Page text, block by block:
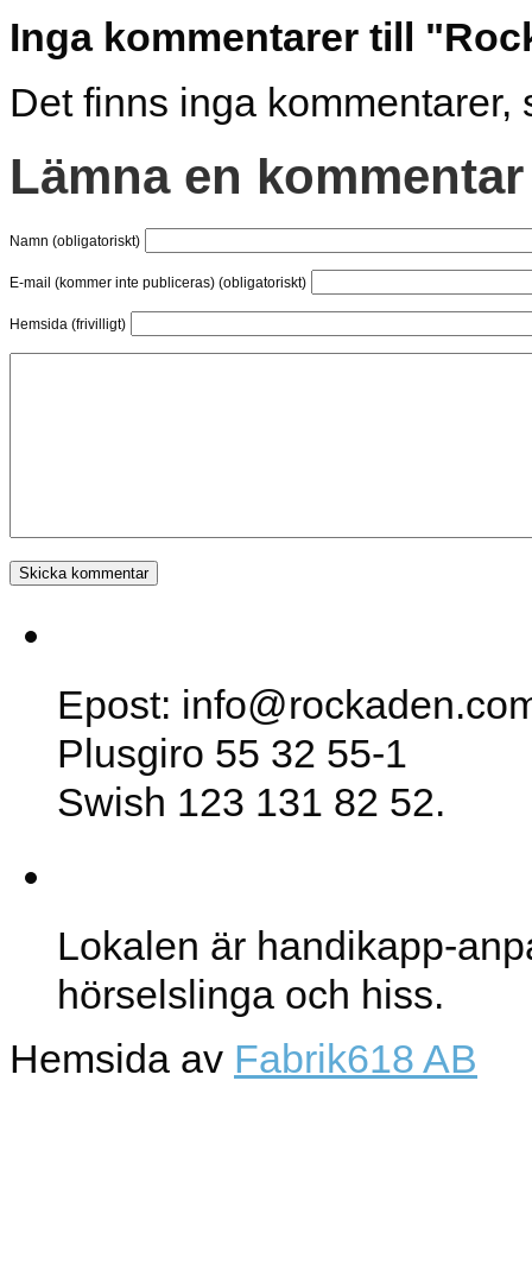
Inga kommentarer till
Det finns inga kommentarer,
Lämna en kommentar
Namn (obligatoriskt)
E-mail (kommer inte publiceras) (obligatoriskt)
Hemsida (frivilligt)
Epost:
Plusgiro 55 32 55-1
Swish 123 131 82 52.
Lokalen är handikapp-
hörselslinga och hiss.
Hemsida av Fabrik618 AB